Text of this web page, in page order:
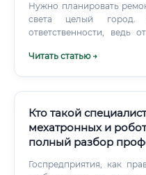
Нужно планировать
света целый город.
ответственности, ведь
людей.
Читать статью →
Кто такой
мехатронных и
полный разбор
Госпредприятия, как